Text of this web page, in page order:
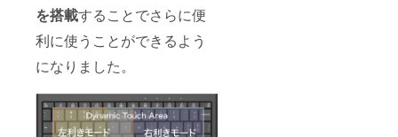
を搭載することでさらに便
利に使うことができるよう
になりました。